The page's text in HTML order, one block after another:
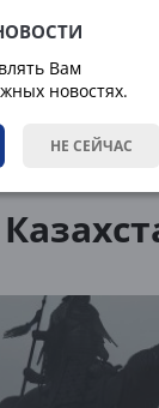
Вам
новостях.
НЕ СЕЙЧАС